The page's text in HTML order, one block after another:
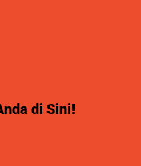
di Sini!